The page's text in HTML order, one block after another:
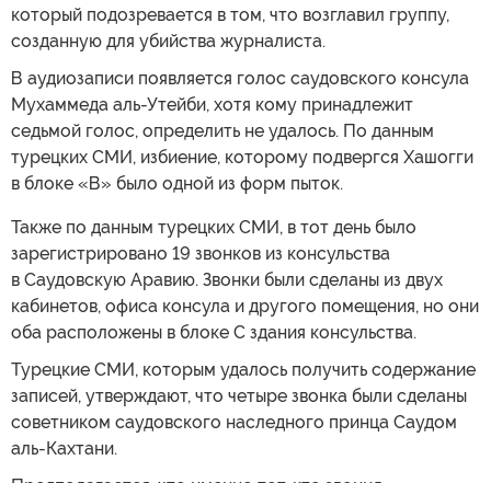
который подозревается в том, что возглавил группу,
созданную для убийства журналиста.
В аудиозаписи появляется голос саудовского консула
Мухаммеда аль-Утейби, хотя кому принадлежит
седьмой голос, определить не удалось. По данным
турецких СМИ, избиение, которому подвергся Хашогги
в блоке «В» было одной из форм пыток.
Также по данным турецких СМИ, в тот день было
зарегистрировано 19 звонков из консульства
в Саудовскую Аравию. Звонки были сделаны из двух
кабинетов, офиса консула и другого помещения, но они
оба расположены в блоке C здания консульства.
Турецкие СМИ, которым удалось получить содержание
записей, утверждают, что четыре звонка были сделаны
советником саудовского наследного принца Саудом
аль-Кахтани.